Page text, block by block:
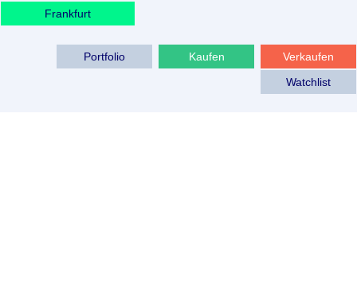
Frankfurt
Verkaufen
Kaufen
Portfolio
Watchlist